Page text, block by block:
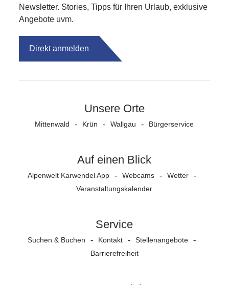
Newsletter. Stories, Tipps für Ihren Urlaub, exklusive
Angebote uvm.
Direkt anmelden
Unsere Orte
Mittenwald Krün Wallgau Bürgerservice
Auf einen Blick
Alpenwelt Karwendel App Webcams
Wetter
Veranstaltungs­kalender
Service
Suchen & Buchen Kontakt
Stellenangebote
Barrierefreiheit